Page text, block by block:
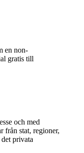
en non-
gratis till
och med
från stat, regioner,
privata